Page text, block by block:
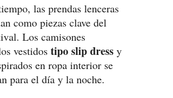
las prendas lenceras
como piezas clave del
Los camisones
vestidos tipo slip dress y
en ropa interior se
para el día y la noche.